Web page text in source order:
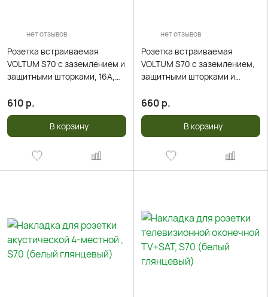
нет отзывов
Розетка встраиваемая
VOLTUM S70 с заземлением и
защитными шторками, 16А,
610 р.
В корзину
нет отзывов
Розетка встраиваемая
VOLTUM S70 с заземлением,
защитными шторками и
глянцевый)
660 р.
В корзину